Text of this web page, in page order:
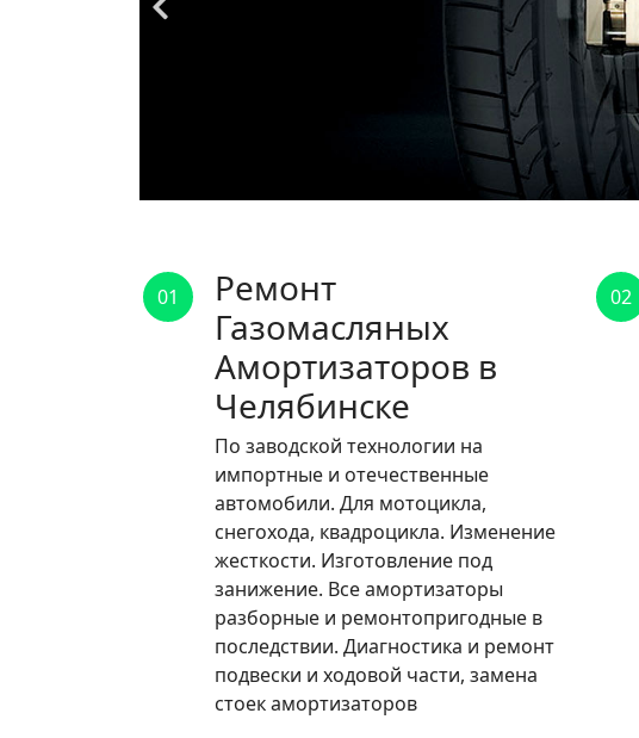
01
Ремонт
Газомасляных
Амортизаторов в
Челябинске
По заводской технологии на
импортные и отечественные
автомобили. Для мотоцикла,
снегохода, квадроцикла. Изменение
жесткости. Изготовление под
занижение. Все амортизаторы
разборные и ремонтопригодные в
последствии. Диагностика и ремонт
подвески и ходовой части, замена
стоек амортизаторов
02